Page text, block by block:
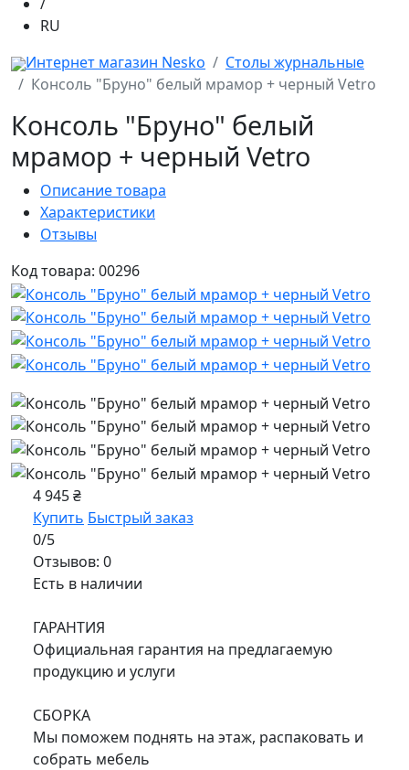
RU
Интернет магазин Nesko
Столы журнальные
Консоль "Бруно" белый мрамор + черный Vetro
Консоль "Бруно" белый
мрамор + черный Vetro
Описание товара
Характеристики
Отзывы
Код товара: 00296
4 945 ₴
Купить Быстрый заказ
0/5
Отзывов: 0
Есть в наличии
ГАРАНТИЯ
Официальная гарантия на предлагаемую
продукцию и услуги
СБОРКА
Мы поможем поднять на этаж, распаковать и
собрать мебель